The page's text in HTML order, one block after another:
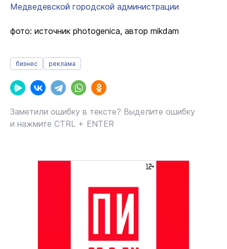
Медведевской городской администрации
фото: источник photogenica, автор mikdam
бизнес реклама
Заметили ошибку в тексте? Выделите ошибку
и нажмите CTRL + ENTER